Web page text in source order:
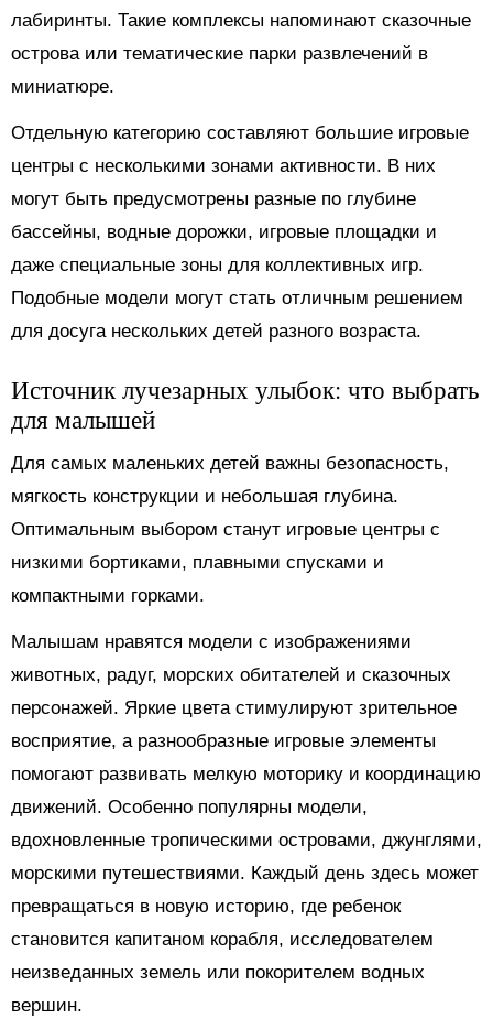
лабиринты. Такие комплексы напоминают сказочные
острова или тематические парки развлечений в
миниатюре.
Отдельную категорию составляют большие игровые
центры с несколькими зонами активности. В них
могут быть предусмотрены разные по глубине
бассейны, водные дорожки, игровые площадки и
даже специальные зоны для коллективных игр.
Подобные модели могут стать отличным решением
для досуга нескольких детей разного возраста.
Источник лучезарных улыбок: что выбрать
для малышей
Для самых маленьких детей важны безопасность,
мягкость конструкции и небольшая глубина.
Оптимальным выбором станут игровые центры с
низкими бортиками, плавными спусками и
компактными горками.
Малышам нравятся модели с изображениями
животных, радуг, морских обитателей и сказочных
персонажей. Яркие цвета стимулируют зрительное
восприятие, а разнообразные игровые элементы
помогают развивать мелкую моторику и координацию
движений. Особенно популярны модели,
вдохновленные тропическими островами, джунглями,
морскими путешествиями. Каждый день здесь может
превращаться в новую историю, где ребенок
становится капитаном корабля, исследователем
неизведанных земель или покорителем водных
вершин.